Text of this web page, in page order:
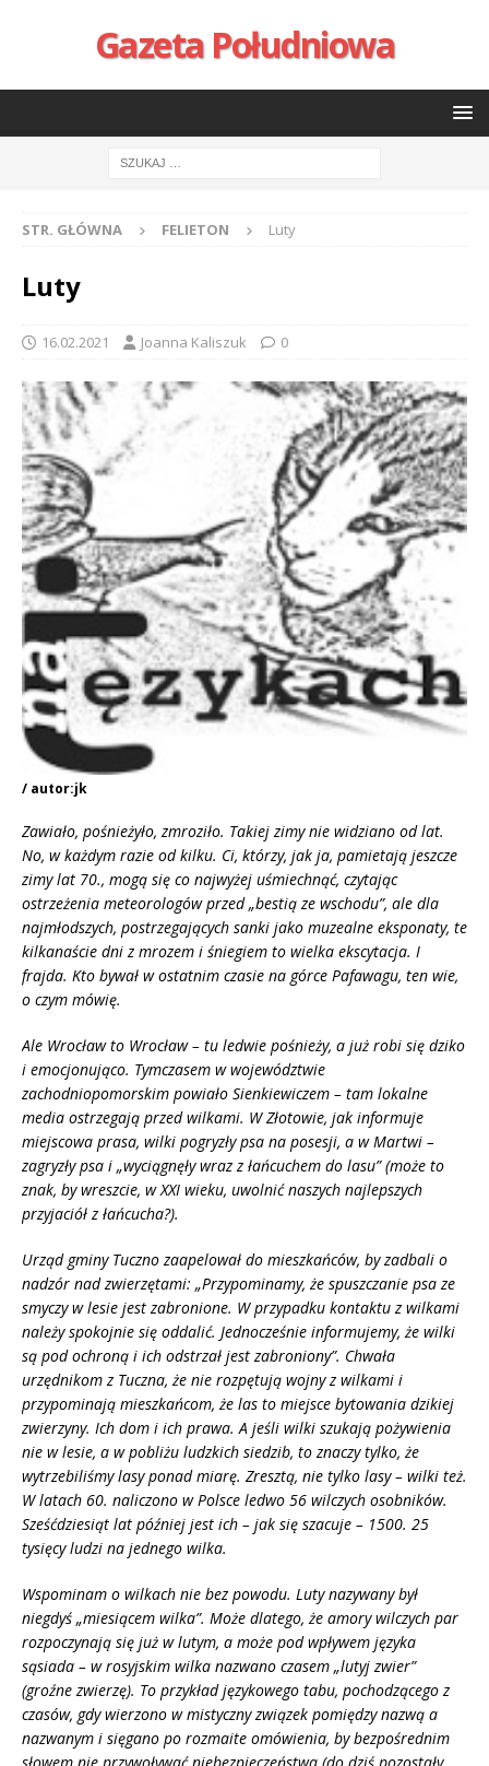
Gazeta Południowa
STR. GŁÓWNA FELIETON Luty
Luty
16.02.2021 Joanna Kaliszuk 0
/ autor:jk
Zawiało, pośnieżyło, zmroziło. Takiej zimy nie widziano od lat.
No, w każdym razie od kilku. Ci, którzy, jak ja, pamietają jeszcze
zimy lat 70., mogą się co najwyżej uśmiechnąć, czytając
ostrzeżenia meteorologów przed „bestią ze wschodu”, ale dla
najmłodszych, postrzegających sanki jako muzealne eksponaty, te
kilkanaście dni z mrozem i śniegiem to wielka ekscytacja. I
frajda. Kto bywał w ostatnim czasie na górce Pafawagu, ten wie,
o czym mówię.
Ale Wrocław to Wrocław – tu ledwie pośnieży, a już robi się dziko
i emocjonująco. Tymczasem w województwie
zachodniopomorskim powiało Sienkiewiczem – tam lokalne
media ostrzegają przed wilkami. W Złotowie, jak informuje
miejscowa prasa, wilki pogryzły psa na posesji, a w Martwi –
zagryzły psa i „wyciągnęły wraz z łańcuchem do lasu” (może to
znak, by wreszcie, w XXI wieku, uwolnić naszych najlepszych
przyjaciół z łańcucha?).
Urząd gminy Tuczno zaapelował do mieszkańców, by zadbali o
nadzór nad zwierzętami: „Przypominamy, że spuszczanie psa ze
smyczy w lesie jest zabronione. W przypadku kontaktu z wilkami
należy spokojnie się oddalić. Jednocześnie informujemy, że wilki
są pod ochroną i ich odstrzał jest zabroniony”. Chwała
urzędnikom z Tuczna, że nie rozpętują wojny z wilkami i
przypominają mieszkańcom, że las to miejsce bytowania dzikiej
zwierzyny. Ich dom i ich prawa. A jeśli wilki szukają pożywienia
nie w lesie, a w pobliżu ludzkich siedzib, to znaczy tylko, że
wytrzebiliśmy lasy ponad miarę. Zresztą, nie tylko lasy – wilki też.
W latach 60. naliczono w Polsce ledwo 56 wilczych osobników.
Sześćdziesiąt lat później jest ich – jak się szacuje – 1500. 25
tysięcy ludzi na jednego wilka.
Wspominam o wilkach nie bez powodu. Luty nazywany był
niegdyś „miesiącem wilka”. Może dlatego, że amory wilczych par
rozpoczynają się już w lutym, a może pod wpływem języka
sąsiada – w rosyjskim wilka nazwano czasem „lutyj zwier”
(groźne zwierzę). To przykład językowego tabu, pochodzącego z
czasów, gdy wierzono w mistyczny związek pomiędzy nazwą a
nazwanym i sięgano po rozmaite omówienia, by bezpośrednim